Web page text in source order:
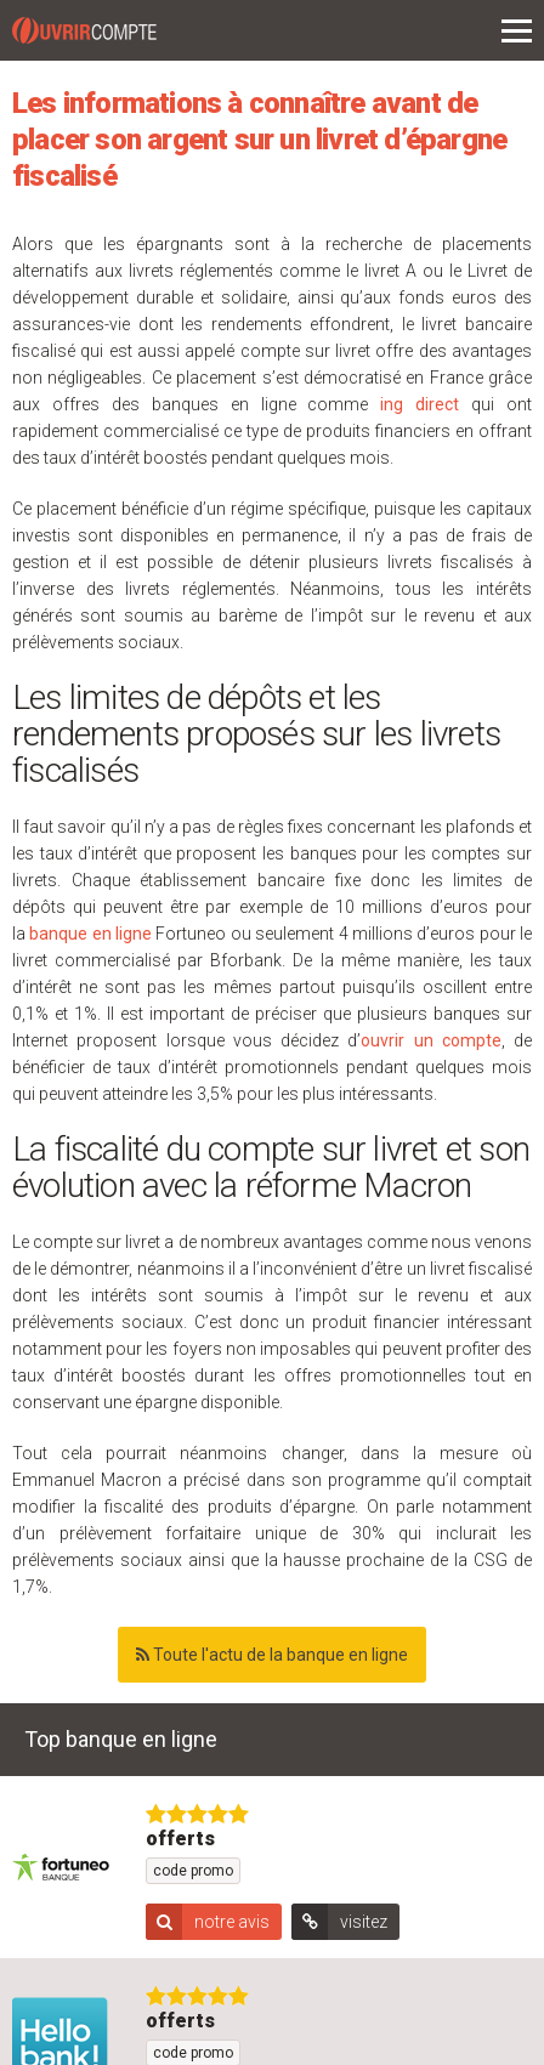
ouvrir un compte
compte épargne
assurance
placements
Les informations à connaître avant de
placer son argent sur un livret d’épargne
fiscalisé
Alors que les épargnants sont à la recherche de placements
alternatifs aux livrets réglementés comme le livret A ou le Livret de
développement durable et solidaire, ainsi qu’aux fonds euros des
assurances-vie dont les rendements effondrent, le livret bancaire
fiscalisé qui est aussi appelé compte sur livret offre des avantages
non négligeables. Ce placement s’est démocratisé en France grâce
aux offres des banques en ligne commeing direct qui ont
rapidement commercialisé ce type de produits financiers en offrant
des taux d’intérêt boostés pendant quelques mois.
Ce placement bénéficie d’un régime spécifique, puisque les capitaux
investis sont disponibles en permanence, il n’y a pas de frais de
gestion et il est possible de détenir plusieurs livrets fiscalisés à
l’inverse des livrets réglementés. Néanmoins, tous les intérêts
générés sont soumis au barème de l’impôt sur le revenu et aux
prélèvements sociaux.
Les limites de dépôts et les
rendements proposés sur les livrets
fiscalisés
Il faut savoir qu’il n’y a pas de règles fixes concernant les plafonds et
les taux d’intérêt que proposent les banques pour les comptes sur
livrets. Chaque établissement bancaire fixe donc les limites de
dépôts qui peuvent être par exemple de 10 millions d’euros pour
la banque en ligne Fortuneo ou seulement 4 millions d’euros pour le
livret commercialisé par Bforbank. De la même manière, les taux
d’intérêt ne sont pas les mêmes partout puisqu’ils oscillent entre
0,1% et 1%. Il est important de préciser que plusieurs banques sur
Internet proposent lorsque vous décidez d’ouvrir un compte
de
bénéficier de taux d’intérêt promotionnels pendant quelques mois
qui peuvent atteindre les 3,5% pour les plus intéressants.
La fiscalité du compte sur livret et son
évolution avec la réforme Macron
Le compte sur livret a de nombreux avantages comme nous venons
de le démontrer, néanmoins il a l’inconvénient d’être un livret fiscalisé
dont les intérêts sont soumis à l’impôt sur le revenu et aux
prélèvements sociaux. C’est donc un produit financier intéressant
notamment pour les foyers non imposables qui peuvent profiter des
taux d’intérêt boostés durant les offres promotionnelles tout en
conservant une épargne disponible.
Tout cela pourrait néanmoins changer, dans la mesure où
Emmanuel Macron a précisé dans son programme qu’il comptait
modifier la fiscalité des produits d’épargne. On parle notamment
d’un prélèvement forfaitaire unique de 30% qui inclurait les
prélèvements sociaux ainsi que la hausse prochaine de la CSG de
1,7%.
Toute l'actu de la banque en ligne
Top banque en ligne
offerts
code promo
notre avis visitez
offerts
code promo